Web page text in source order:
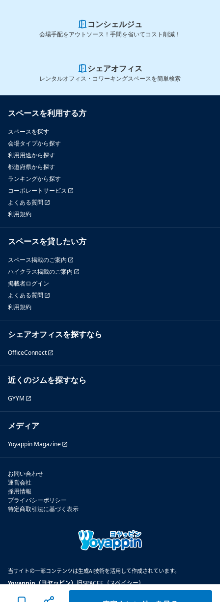
コンシェルジュ
会場手配をアウトソース！手間を省いてコスト削減！
シェアオフィス
レンタルオフィス・コワーキングスペースを簡単検索
スペースを利用する方
スペースを探す
会場タイプから探す
利用用途から探す
都道府県から探す
ランキングから探す
コーポレートサービス
よくある質問
利用規約
スペースを貸したい方
スペース掲載のご案内
ハイクラス掲載のご案内
掲載者ログイン
よくある質問
利用規約
シェアオフィスを探すなら
OfficeConnect
近くのジムを探すなら
GYYM
メディア
Yoyappin Magazine
お問い合わせ
運営会社
採用情報
プライバシーポリシー
特定商取引法に基づく表示
当サイトの一部コンテンツは生成AI技術を活用して作成されています。
Yoyappin（ヨヤッピン）旧SPACEE（スペイシー）